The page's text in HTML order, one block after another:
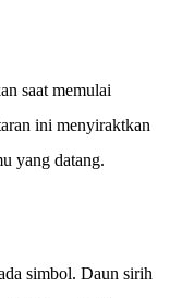
saat memulai
ini menyiraktkan
yang datang.
simbol. Daun sirih